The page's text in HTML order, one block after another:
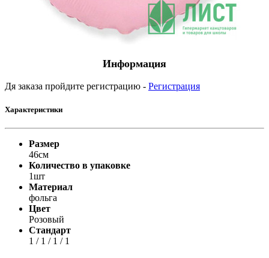
Информация
Дя заказа пройдите регистрацию - Регистрация
Характеристики
Размер
46см
Количество в упаковке
1шт
Материал
фольга
Цвет
Розовый
Стандарт
1 / 1 / 1 / 1